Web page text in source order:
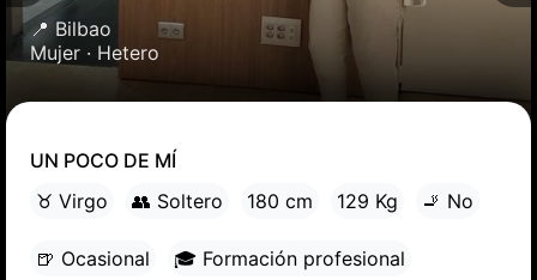
📍 Bilbao
Mujer · Hetero
UN POCO DE MÍ
♉ Virgo
👥 Soltero 180 cm 129 Kg 🚬 No
🍺 Ocasional 🎓 Formación profesional